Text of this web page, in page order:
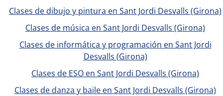
Clases de dibujo y pintura en Sant Jordi Desvalls (Girona)
Clases de música en Sant Jordi Desvalls (Girona)
Clases de informática y programación en Sant Jordi
Desvalls (Girona)
Clases de ESO en Sant Jordi Desvalls (Girona)
Clases de danza y baile en Sant Jordi Desvalls (Girona)